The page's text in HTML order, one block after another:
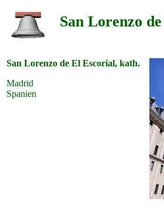
San Lorenzo
San Lorenzo de El Escorial, kath.
Madrid
Spanien